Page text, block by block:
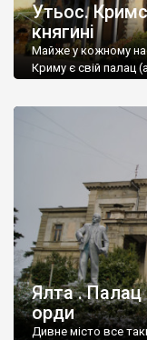
Утьос.
княгині
Майже у кожному
Криму є свій палац
Ялта . Палац
орди
Дивне місто все